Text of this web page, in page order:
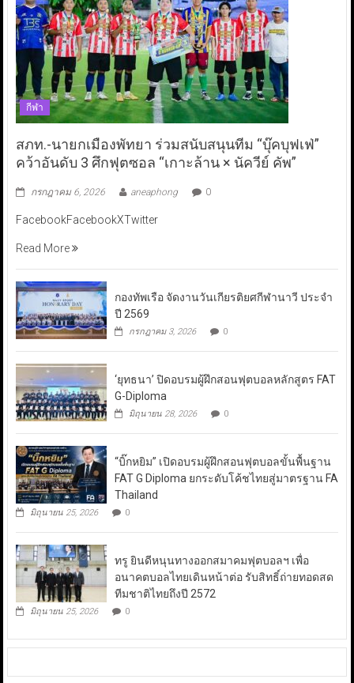
กีฬา
สภท.-นายกเมืองพัทยา ร่วมสนับสนุนทีม “บุ๊คบุฟเฟ่”
คว้าอันดับ 3 ศึกฟุตซอล “เกาะล้าน × นัควีย์ คัพ”
กรกฎาคม 6, 2026 aneaphong 0
FacebookFacebookXTwitter
Read More
กองทัพเรือ จัดงานวันเกียรติยศกีฬานาวี ประจำ
ปี 2569
กรกฎาคม 3, 2026 0
‘ยุทธนา’ ปิดอบรมผู้ฝึกสอนฟุตบอลหลักสูตร FAT
G-Diploma
มิถุนายน 28, 2026 0
“บิ๊กหยิม” เปิดอบรมผู้ฝึกสอนฟุตบอลขั้นพื้นฐาน
FAT G Diploma ยกระดับโค้ชไทยสู่มาตรฐาน FA
Thailand
มิถุนายน 25, 2026 0
ทรู ยินดีหนุนทางออกสมาคมฟุตบอลฯ เพื่อ
อนาคตบอลไทยเดินหน้าต่อ รับสิทธิ์ถ่ายทอดสด
ทีมชาติไทยถึงปี 2572
มิถุนายน 25, 2026 0